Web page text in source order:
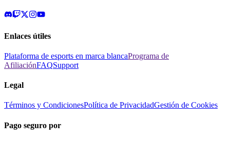
Enlaces útiles
Plataforma de esports en marca blancaPrograma de
AfiliaciónFAQSupport
Legal
Términos y CondicionesPolítica de PrivacidadGestión de Cookies
Pago seguro por